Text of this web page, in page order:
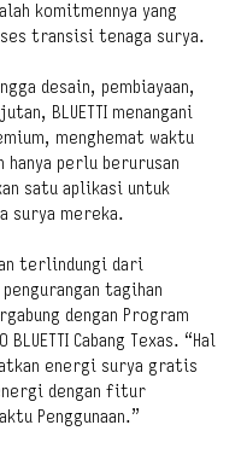
komitmennya yang
transisi tenaga surya.
desain, pembiayaan,
BLUETTI menangani
menghemat waktu
hanya perlu berurusan
satu aplikasi untuk
surya mereka.
terlindungi dari
tagihan
dengan Program
Cabang Texas. “Hal
energi surya gratis
dengan fitur
Penggunaan.”